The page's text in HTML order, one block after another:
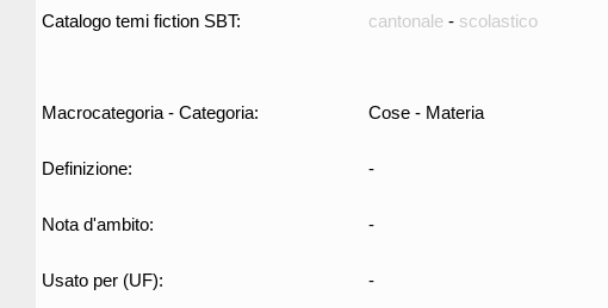
Catalogo temi fiction SBT:
cantonale - scolastico
Macrocategoria - Categoria: Cose - Materia
Definizione: -
Nota d'ambito: -
Usato per (UF): -